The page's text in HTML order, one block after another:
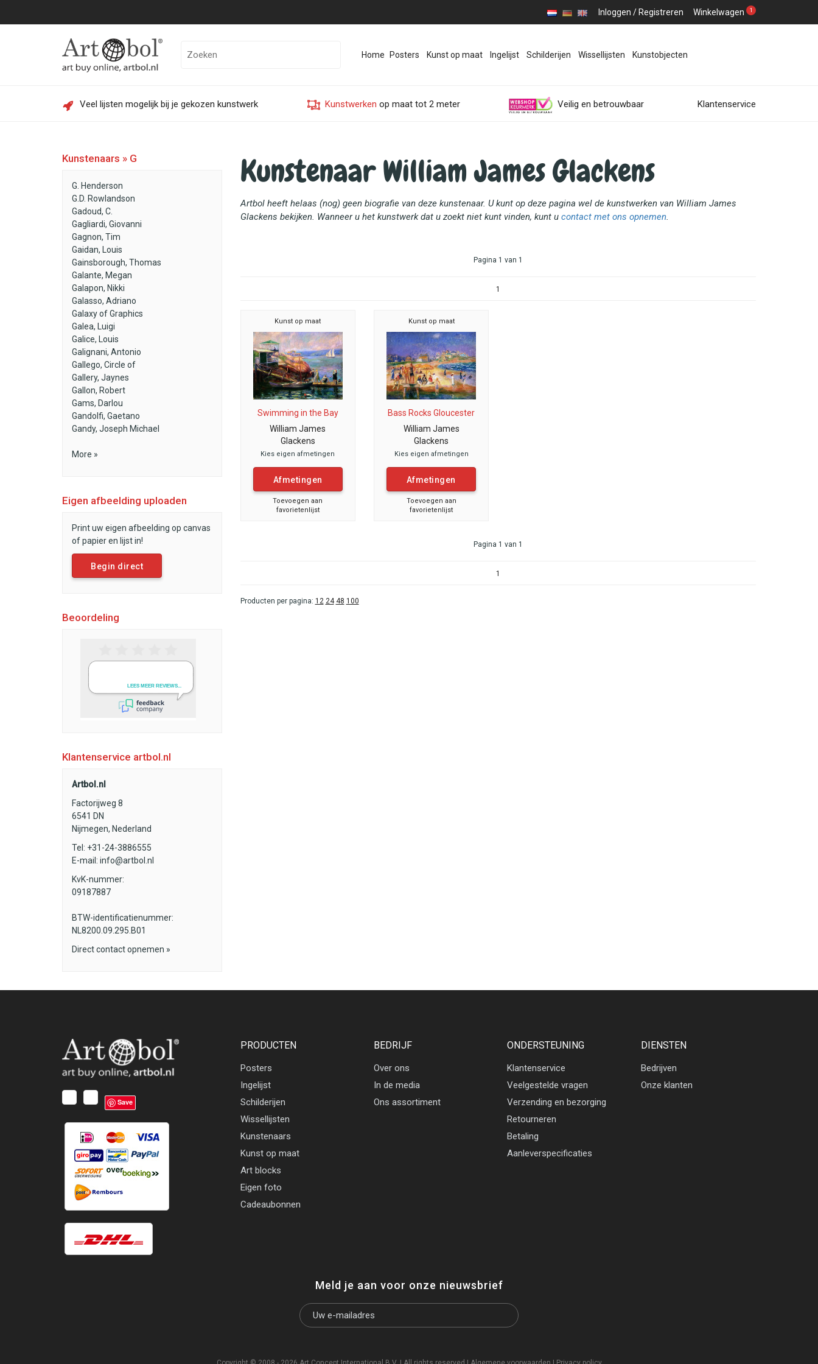
Inloggen / Registreren Winkelwagen 1
Home Posters Kunst op maat Ingelijst Schilderijen Wissellijsten Kunstobjecten
Veel lijsten mogelijk bij je gekozen kunstwerk Kunstwerken op maat tot 2 meter Veilig en betrouwbaar Klantenservice
Kunstenaars » G
G. Henderson
G.D. Rowlandson
Gadoud, C.
Gagliardi, Giovanni
Gagnon, Tim
Gaidan, Louis
Gainsborough, Thomas
Galante, Megan
Galapon, Nikki
Galasso, Adriano
Galaxy of Graphics
Galea, Luigi
Galice, Louis
Galignani, Antonio
Gallego, Circle of
Gallery, Jaynes
Gallon, Robert
Gams, Darlou
Gandolfi, Gaetano
Gandy, Joseph Michael
More »
Eigen afbeelding uploaden
Print uw eigen afbeelding op canvas
of papier en lijst in!
Begin direct
Beoordeling
Klantenservice artbol.nl
Artbol.nl
Factorijweg 8
6541 DN
Nijmegen, Nederland
Tel: +31-24-3886555
E-mail: info@artbol.nl
KvK-nummer:
09187887
BTW-identificatienummer:
NL8200.09.295.B01
Direct contact opnemen »
Kunstenaar William James Glackens
Artbol heeft helaas (nog) geen biografie van deze kunstenaar. U kunt op deze pagina wel de kunstwerken van William James
Glackens bekijken. Wanneer u het kunstwerk dat u zoekt niet kunt vinden, kunt u contact met ons opnemen.
Pagina 1 van 1
1
Kunst op maat
Swimming in the Bay
William James
Glackens
Kies eigen afmetingen
Afmetingen
Toevoegen aan
favorietenlijst
Kunst op maat
Bass Rocks Gloucester
William James
Glackens
Kies eigen afmetingen
Afmetingen
Toevoegen aan
favorietenlijst
Pagina 1 van 1
1
Producten per pagina: 12 24 48 100
Save
PRODUCTEN
Posters
Ingelijst
Schilderijen
Wissellijsten
Kunstenaars
Kunst op maat
Art blocks
Eigen foto
Cadeaubonnen
BEDRIJF
Over ons
In de media
Ons assortiment
ONDERSTEUNING
Klantenservice
Veelgestelde vragen
Verzending en bezorging
Retourneren
Betaling
Aanleverspecificaties
DIENSTEN
Bedrijven
Onze klanten
Meld je aan voor onze nieuwsbrief